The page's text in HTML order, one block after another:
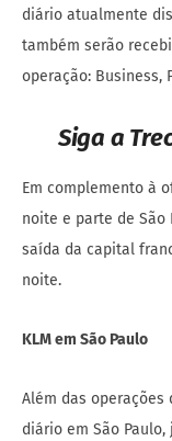
diário atualmente
também serão
operação: Business,
Siga a
Em complemento à
noite e parte de São
saída da capital
noite.
KLM em São Paulo
Além das operações
diário em São